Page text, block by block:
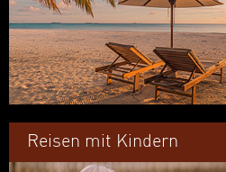
Reisen mit Kindern